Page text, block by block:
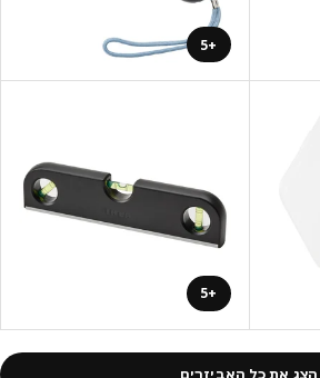
+5
+5
את כל האביזרים